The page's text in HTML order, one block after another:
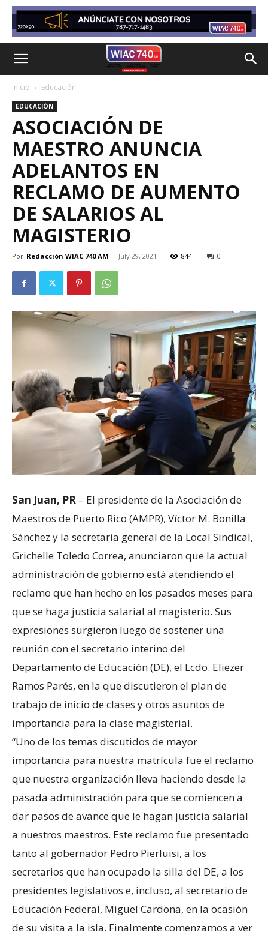
Inicio Educación
EDUCACIÓN
ASOCIACIÓN DE
MAESTRO ANUNCIA
ADELANTOS EN
RECLAMO DE AUMENTO
DE SALARIOS AL
MAGISTERIO
Por Redacción WIAC 740 AM - July 29, 2021 844 0
San Juan, PR – El presidente de la Asociación de
Maestros de Puerto Rico (AMPR), Víctor M. Bonilla
Sánchez y la secretaria general de la Local Sindical,
Grichelle Toledo Correa, anunciaron que la actual
administración de gobierno está atendiendo el
reclamo que han hecho en los pasados meses para
que se haga justicia salarial al magisterio. Sus
expresiones surgieron luego de sostener una
reunión con el secretario interino del
Departamento de Educación (DE), el Lcdo. Eliezer
Ramos Parés, en la que discutieron el plan de
trabajo de inicio de clases y otros asuntos de
importancia para la clase magisterial.
“Uno de los temas discutidos de mayor
importancia para nuestra matrícula fue el reclamo
que nuestra organización lleva haciendo desde la
pasada administración para que se comiencen a
dar pasos de avance que le hagan justicia salarial
a nuestros maestros. Este reclamo fue presentado
tanto al gobernador Pedro Pierluisi, a los
secretarios que han ocupado la silla del DE, a los
presidentes legislativos e, incluso, al secretario de
Educación Federal, Miguel Cardona, en la ocasión
de su visita a la isla. Finalmente comenzamos a ver